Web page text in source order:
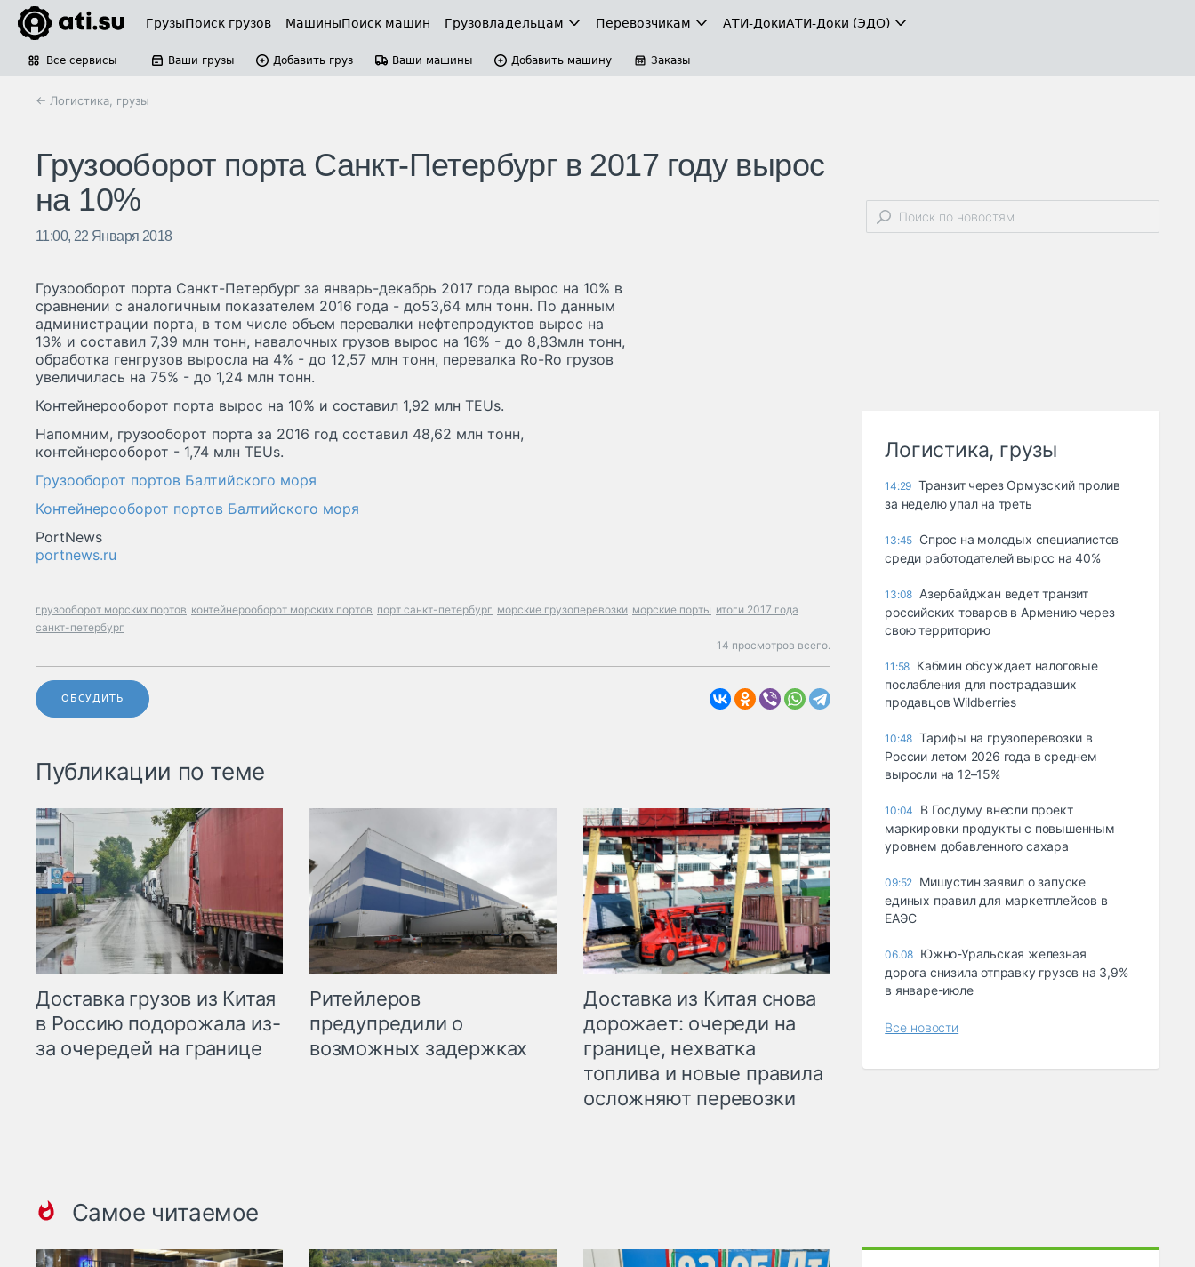
ГрузыПоиск грузов МашиныПоиск машин Грузовладельцам Перевозчикам АТИ-ДокиАТИ-Доки (ЭДО)
Все сервисы Ваши грузы Добавить груз Ваши машины Добавить машину Заказы
← Логистика, грузы
Грузооборот порта Санкт-Петербург в 2017 году вырос
на 10%
11:00, 22 Января 2018
Грузооборот порта Санкт-Петербург за январь-декабрь 2017 года вырос на 10% в
сравнении с аналогичным показателем 2016 года - до53,64 млн тонн. По данным
администрации порта, в том числе объем перевалки нефтепродуктов вырос на
13% и составил 7,39 млн тонн, навалочных грузов вырос на 16% - до 8,83млн тонн,
обработка генгрузов выросла на 4% - до 12,57 млн тонн, перевалка Ro-Ro грузов
увеличилась на 75% - до 1,24 млн тонн.
Контейнерооборот порта вырос на 10% и составил 1,92 млн TEUs.
Напомним, грузооборот порта за 2016 год составил 48,62 млн тонн,
контейнерооборот - 1,74 млн TEUs.
Грузооборот портов Балтийского моря
Контейнерооборот портов Балтийского моря
PortNews
portnews.ru
грузооборот морских портов контейнерооборот морских портов порт санкт-петербург морские грузоперевозки морские порты итоги 2017 года
санкт-петербург
14 просмотров всего.
ОБСУДИТЬ
Публикации по теме
Доставка грузов из Китая
в Россию подорожала из-
за очередей на границе
Ритейлеров
предупредили о
возможных задержках
Доставка из Китая снова
дорожает: очереди на
границе, нехватка
топлива и новые правила
осложняют перевозки
Самое читаемое
Логистика, грузы
14:29 Транзит через Ормузский пролив
за неделю упал на треть
13:45 Спрос на молодых специалистов
среди работодателей вырос на 40%
13:08 Азербайджан ведет транзит
российских товаров в Армению через
свою территорию
11:58 Кабмин обсуждает налоговые
послабления для пострадавших
продавцов Wildberries
10:48 Тарифы на грузоперевозки в
России летом 2026 года в среднем
выросли на 12–15%
10:04
В Госдуму внесли проект
маркировки продукты с повышенным
уровнем добавленного сахара
09:52 Мишустин заявил о запуске
единых правил для маркетплейсов в
ЕАЭС
06.08 Южно-Уральская железная
дорога снизила отправку грузов на 3,9%
в январе-июле
Все новости